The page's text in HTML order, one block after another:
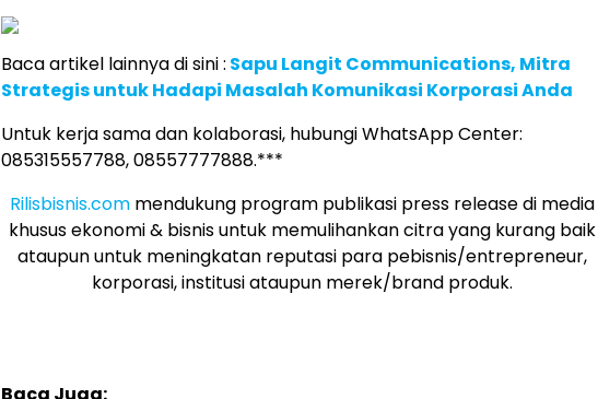
Baca artikel lainnya di sini : Sapu Langit Communications, Mitra
Strategis untuk Hadapi Masalah Komunikasi Korporasi Anda
Untuk kerja sama dan kolaborasi, hubungi WhatsApp Center:
085315557788, 08557777888.***
Rilisbisnis.commendukung program publikasi press release di media
khusus ekonomi & bisnis untuk memulihankan citra yang kurang baik
ataupun untuk meningkatan reputasi para pebisnis/entrepreneur,
korporasi, institusi ataupun merek/brand produk.